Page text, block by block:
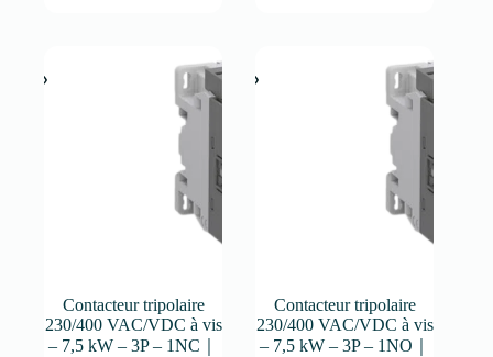
Contacteur tripolaire
230/400 VAC/VDC à vis
– 7,5 kW – 3P – 1NC｜
Contacteur tripolaire
230/400 VAC/VDC à vis
– 7,5 kW – 3P – 1NO｜